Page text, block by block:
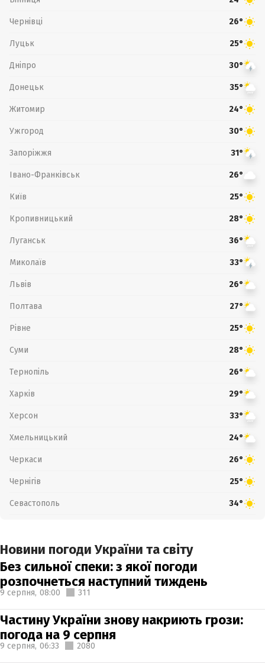
Чернівці 26°
Луцьк 25°
Дніпро 30°
Донецьк 35°
Житомир 24°
Ужгород 30°
Запоріжжя 31°
Івано-Франківськ 26°
Київ 25°
Кропивницький 28°
Луганськ 36°
Миколаїв 33°
Львів 26°
Полтава 27°
Рівне 25°
Суми 28°
Тернопіль 26°
Харків 29°
Херсон 33°
Хмельницький 24°
Черкаси 26°
Чернігів 25°
Севастополь 34°
Новини погоди України та світу
Без сильної спеки: з якої погоди
розпочнеться наступний тиждень
9 серпня, 08:00 311
Частину України знову накриють грози:
погода на 9 серпня
9 серпня, 06:33 2080